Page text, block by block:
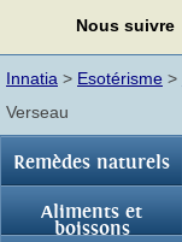
Nous suivre
Innatia > Esotérisme >
Verseau
Remèdes naturels
Aliments et
boissons